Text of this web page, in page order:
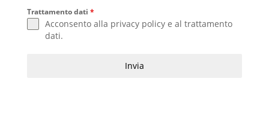
Trattamento dati *
Acconsento alla privacy policye al trattamento
dati.
Invia